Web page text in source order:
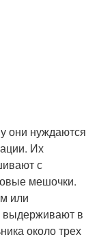
они нуждаются
Их
с
мешочки.
или
в
около трех